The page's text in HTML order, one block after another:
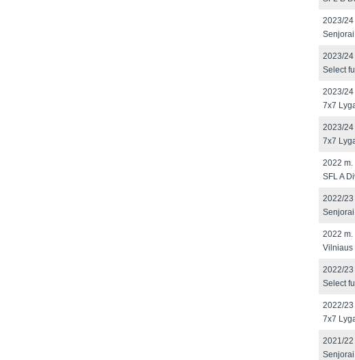
2023/24
2023/24
Select
2023/24
7x7
2023/24
7x7
2022 m.
SFL A
2022/23
2022 m.
Vilniaus
2022/23
Select
2022/23
7x7
2021/22